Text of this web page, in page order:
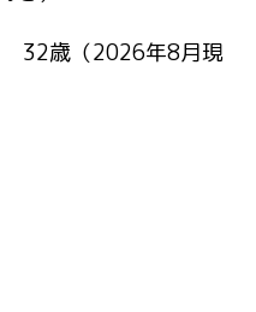
32歳（2026年8月現